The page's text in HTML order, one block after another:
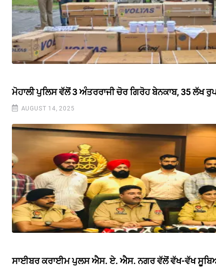
ਮੋਹਾਲੀ ਪੁਲਿਸ ਵੱਲੋਂ 3 ਅੰਤਰਰਾਜੀ ਚੋਰ ਗਿਰੋਹ ਬੇਨਕਾਬ, 35 ਲੱਖ
AUGUST 14, 2025
ਸਾਈਬਰ ਕਰਾਈਮ ਪੁਲਸ ਐਸ. ਏ. ਐਸ. ਨਗਰ ਵੱਲੋਂ ਵੱਖ-ਵੱਖ ਸੂਬਿਆਂ